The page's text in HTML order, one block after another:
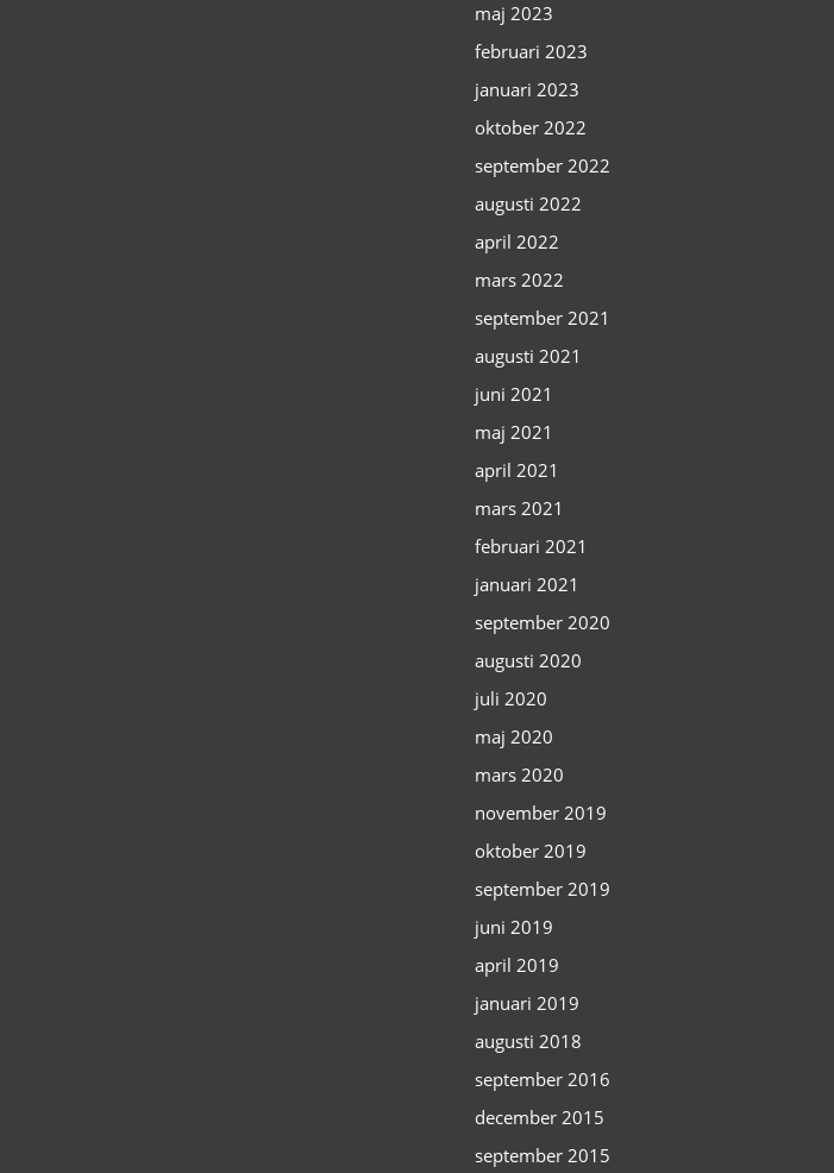
maj 2023
februari 2023
januari 2023
oktober 2022
september 2022
augusti 2022
april 2022
mars 2022
september 2021
augusti 2021
juni 2021
maj 2021
april 2021
mars 2021
februari 2021
januari 2021
september 2020
augusti 2020
juli 2020
maj 2020
mars 2020
november 2019
oktober 2019
september 2019
juni 2019
april 2019
januari 2019
augusti 2018
september 2016
december 2015
september 2015